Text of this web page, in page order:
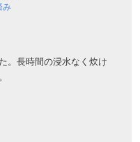
み
。長時間の浸水なく炊け